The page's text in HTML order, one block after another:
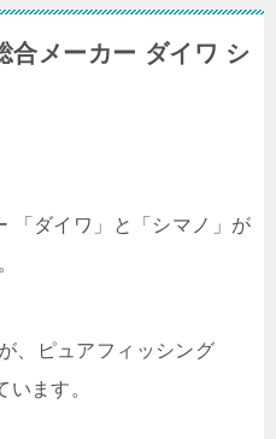
合メーカー ダイワ シ
「ダイワ」と「シマノ」が
、ピュアフィッシング
います。